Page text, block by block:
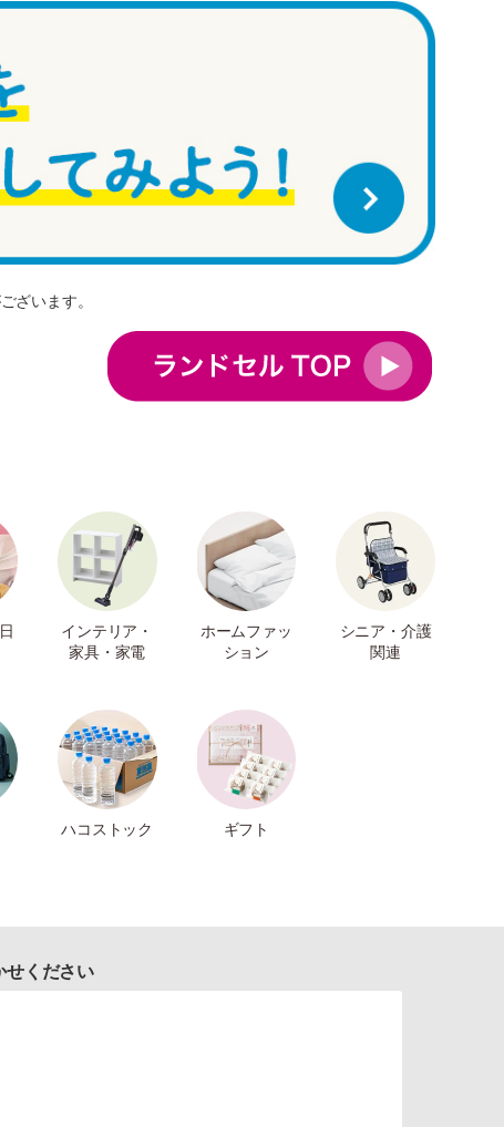
ざいます。
インテリア・
家具・家電
ホームファッ
ション
シニア・介護
関連
ハコストック ギフト
せください